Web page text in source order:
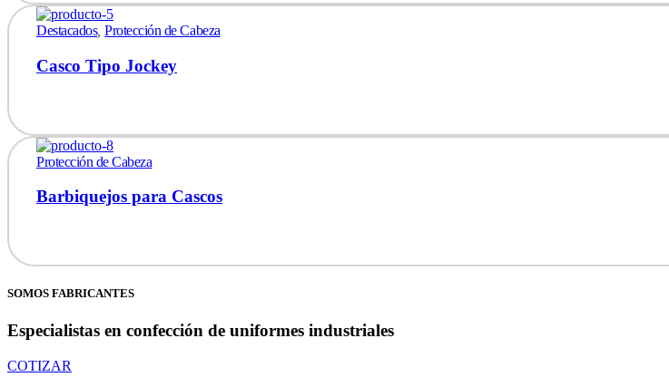
Casco Tipo Jockey
Destacados,Protección de Cabeza
Barbiquejos para Cascos
Protección de Cabeza
SOMOS FABRICANTES
Especialistas en confección de uniformes industriales
COTIZAR